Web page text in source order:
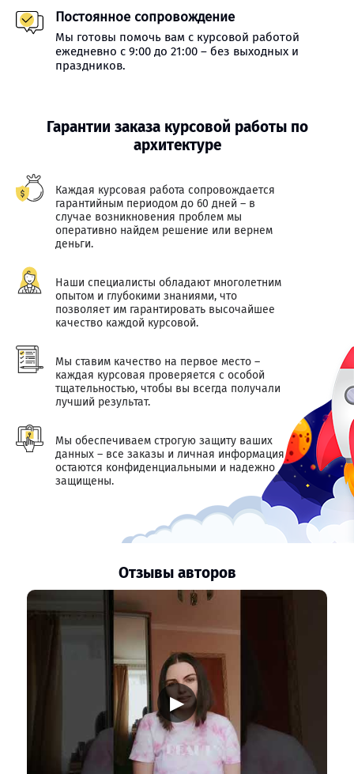
Постоянное сопровождение
Мы готовы помочь вам с курсовой работой
ежедневно с 9:00 до 21:00 – без выходных и
праздников.
Гарантии заказа курсовой работы по
архитектуре
Каждая курсовая работа сопровождается
гарантийным периодом до 60 дней – в
случае возникновения проблем мы
оперативно найдем решение или вернем
деньги.
Наши специалисты обладают многолетним
опытом и глубокими знаниями, что
позволяет им гарантировать высочайшее
качество каждой курсовой.
Мы ставим качество на первое место –
каждая курсовая проверяется с особой
тщательностью, чтобы вы всегда получали
лучший результат.
Мы обеспечиваем строгую защиту ваших
данных – все заказы и личная информация
остаются конфиденциальными и надежно
защищены.
Отзывы авторов
▶